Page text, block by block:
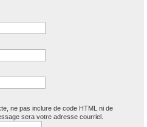
ne pas inclure de code HTML ni de
sera votre adresse courriel.